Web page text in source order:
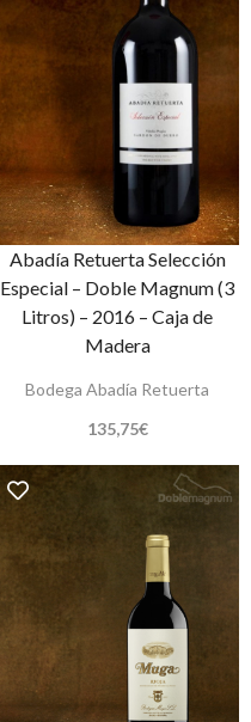
Abadía Retuerta Selección
Especial – Doble Magnum (3
Litros) – 2016 – Caja de
Madera
Bodega Abadía Retuerta
135,75€